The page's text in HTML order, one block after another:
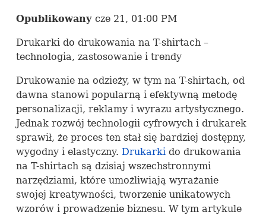
Opublikowany cze 21, 01:00 PM
Drukarki do drukowania na T-shirtach –
technologia, zastosowanie i trendy
Drukowanie na odzieży, w tym na T-shirtach, od
dawna stanowi popularną i efektywną metodę
personalizacji, reklamy i wyrazu artystycznego.
Jednak rozwój technologii cyfrowych i drukarek
sprawił, że proces ten stał się bardziej dostępny,
wygodny i elastyczny. Drukarkido drukowania
na T-shirtach są dzisiaj wszechstronnymi
narzędziami, które umożliwiają wyrażanie
swojej kreatywności, tworzenie unikatowych
wzorów i prowadzenie biznesu. W tym artykule